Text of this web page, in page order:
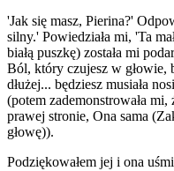
'Jak się masz, Pierina?'
silny.' Powiedziała mi, 'Ta
białą puszkę) została mi
Ból, który czujesz w głowie,
dłużej... będziesz musiała
(potem zademonstrowała mi,
prawej stronie, Ona sama
głowę)).
Podziękowałem jej i ona